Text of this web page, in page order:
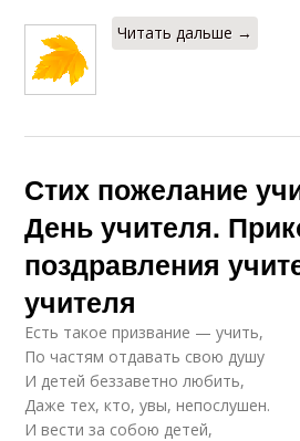
Читать дальше →
Стих пожелание
День учителя.
поздравления
учителя
Есть такое призвание — учить,
По частям отдавать свою душу
И детей беззаветно любить,
Даже тех, кто, увы, непослушен.
И вести за собою детей,